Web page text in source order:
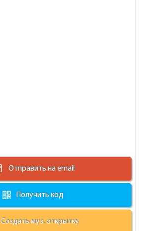
Отправить на email
Получить код
Создать муз. открытку